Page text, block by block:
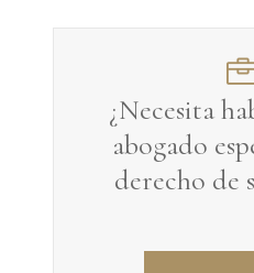
¿Necesita
abogado
derecho de